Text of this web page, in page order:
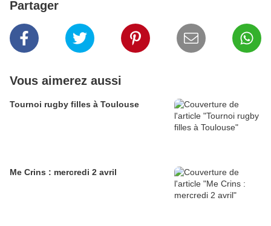
Partager
Vous aimerez aussi
Tournoi rugby filles à Toulouse
Me Crins : mercredi 2 avril